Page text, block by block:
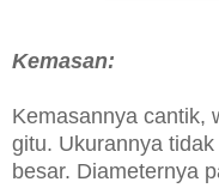
Kemasan:
Kemasannya cantik,
gitu. Ukurannya
besar. Diameternya